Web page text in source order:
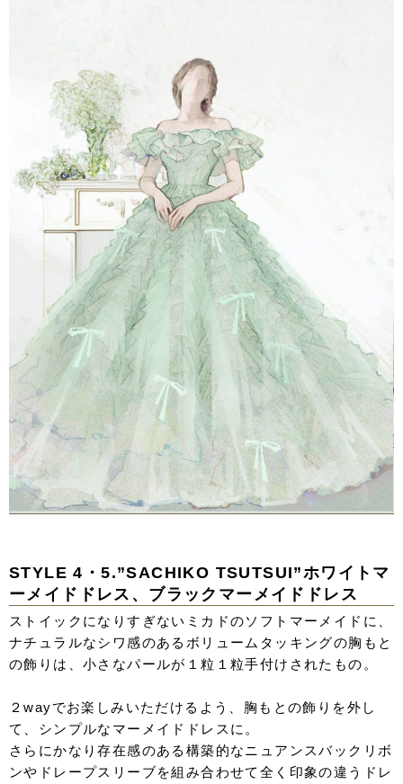
STYLE 4・5.”SACHIKO TSUTSUI”ホワイトマ
ーメイドドレス、ブラックマーメイドドレス
ストイックになりすぎないミカドのソフトマーメイドに、
ナチュラルなシワ感のあるボリュームタッキングの胸もと
の飾りは、小さなパールが１粒１粒手付けされたもの。
２wayでお楽しみいただけるよう、胸もとの飾りを外し
て、シンプルなマーメイドドレスに。
さらにかなり存在感のある構築的なニュアンスバックリボ
ンやドレープスリーブを組み合わせて全く印象の違うドレ